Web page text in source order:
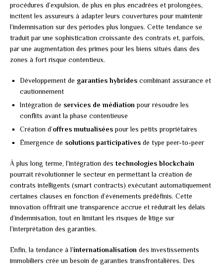
procédures d’expulsion, de plus en plus encadrées et prolongées,
incitent les assureurs à adapter leurs couvertures pour maintenir
l’indemnisation sur des périodes plus longues. Cette tendance se
traduit par une sophistication croissante des contrats et, parfois,
par une augmentation des primes pour les biens situés dans des
zones à fort risque contentieux.
Développement de garanties hybrides combinant assurance et
cautionnement
Intégration de services de médiation pour résoudre les
conflits avant la phase contentieuse
Création d’offres mutualiséespour les petits propriétaires
Émergence de solutions participatives de type peer-to-peer
À plus long terme, l’intégration des technologies blockchain
pourrait révolutionner le secteur en permettant la création de
contrats intelligents (smart contracts) exécutant automatiquement
certaines clauses en fonction d’événements prédéfinis. Cette
innovation offrirait une transparence accrue et réduirait les délais
d’indemnisation, tout en limitant les risques de litige sur
l’interprétation des garanties.
Enfin, la tendance à l’internationalisation des investissements
immobiliers crée un besoin de garanties transfrontalières. Des